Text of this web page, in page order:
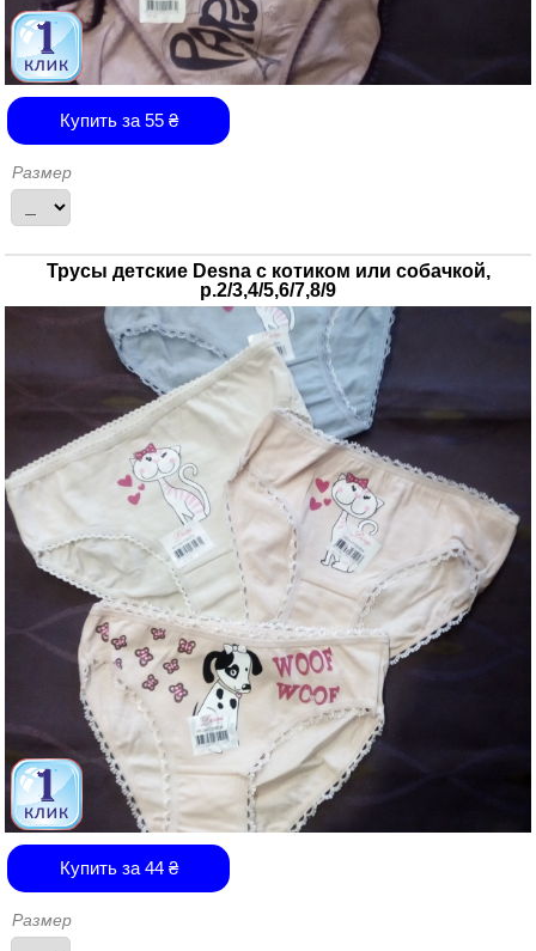
Купить за 55₴
Размер
Трусы детские Desna с котиком или собачкой,
р.2/3,4/5,6/7,8/9
Купить за 44₴
Размер